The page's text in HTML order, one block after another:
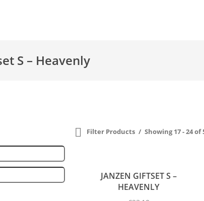
S – Heavenly
Filter Products Showing 17 - 24
JANZEN GIFTSET S –
HEAVENLY